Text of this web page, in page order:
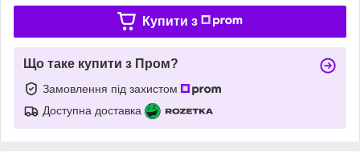
Купити з
Що таке купити з Пром?
Замовлення під захистом
Доступна доставка